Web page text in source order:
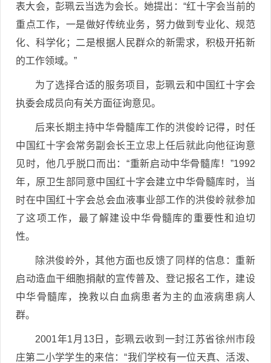
表大会，彭珮云当选为会长。她提出：“红十字会当前的
重点工作，一是做好传统业务，努力做到专业化、规范
化、科学化；二是根据人民群众的新需求，积极开拓新
的工作领域。”
为了选择合适的服务项目，彭珮云和中国红十字会
执委会成员向有关方面征询意见。
后来长期主持中华骨髓库工作的洪俊岭记得，时任
中国红十字会常务副会长王立忠上任后就此向他征询意
见时，他几乎脱口而出：“重新启动中华骨髓库！”1992
年，原卫生部同意中国红十字会建立中华骨髓库时，当
时在中国红十字会总会血液事业部工作的洪俊岭就参加
了这项工作，最了解建设中华骨髓库的重要性和迫切
性。
除洪俊岭外，其他方面也反馈了同样的信息：重新
启动造血干细胞捐献的宣传普及、登记报名工作，建设
中华骨髓库，挽救以白血病患者为主的血液病患病人
群。
2001年1月13日，彭珮云收到一封江苏省徐州市段
庄第二小学学生的来信：“我们学校有一位天真、活泼、